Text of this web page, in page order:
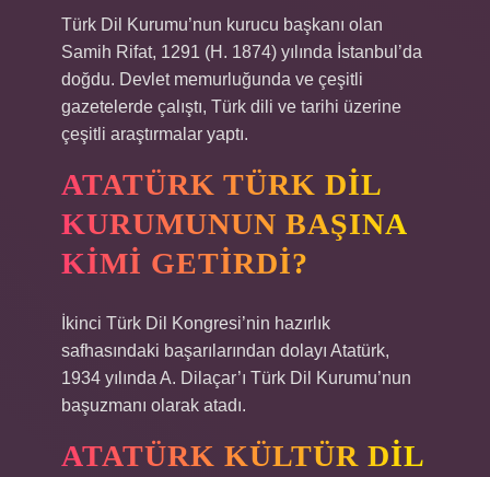
Türk Dil Kurumu’nun kurucu başkanı olan
Samih Rifat, 1291 (H. 1874) yılında İstanbul’da
doğdu. Devlet memurluğunda ve çeşitli
gazetelerde çalıştı, Türk dili ve tarihi üzerine
çeşitli araştırmalar yaptı.
ATATÜRK TÜRK DIL
KURUMUNUN BAŞINA
KIMI GETIRDI?
İkinci Türk Dil Kongresi’nin hazırlık
safhasındaki başarılarından dolayı Atatürk,
1934 yılında A. Dilaçar’ı Türk Dil Kurumu’nun
başuzmanı olarak atadı.
ATATÜRK KÜLTÜR DIL